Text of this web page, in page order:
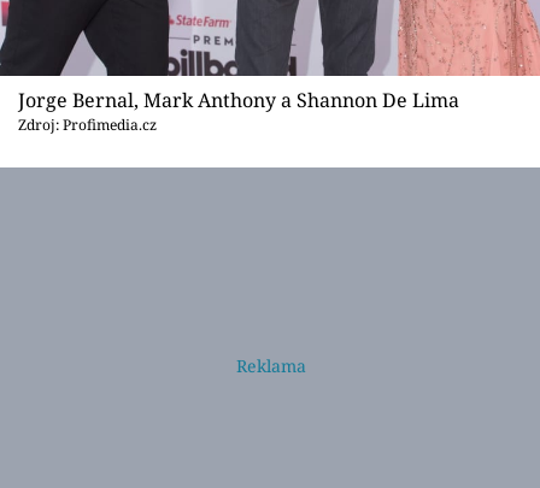
Jorge Bernal, Mark Anthony a Shannon De Lima
Zdroj: Profimedia.cz